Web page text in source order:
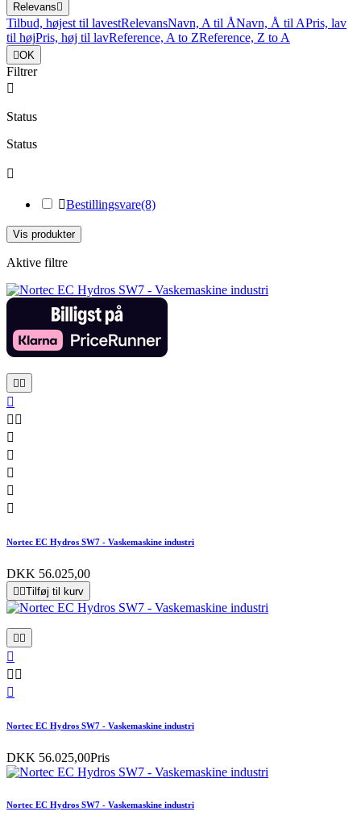
Relevans 
Tilbud, højest til lavestRelevansNavn, A til ÅNavn, Å til APris, lav
til højPris, høj til lavReference, A to ZReference, Z to A
OK
Filtrer

Status
Status

Bestillingsvare(8)
Vis produkter
Aktive filtre
 

 





Nortec EC Hydros SW7 - Vaskemaskine industri
DKK 56.025,00
 Tilføj til kurv
 

 

Nortec EC Hydros SW7 - Vaskemaskine industri
DKK 56.025,00Pris
Nortec EC Hydros SW7 - Vaskemaskine industri